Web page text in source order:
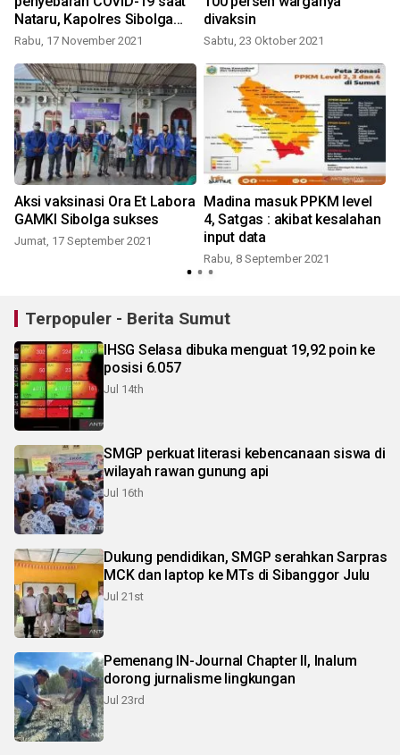
Nataru, Kapolres Sibolga
gelar rakor
Rabu, 17 November 2021
divaksin
Sabtu, 23 Oktober 2021
Aksi vaksinasi Ora Et Labora
GAMKI Sibolga sukses
Jumat, 17 September 2021
Madina masuk PPKM level
4, Satgas : akibat kesalahan
input data
Rabu, 8 September 2021
Terpopuler - Berita Sumut
IHSG Selasa dibuka menguat 19,92 poin ke
posisi 6.057
Jul 14th
SMGP perkuat literasi kebencanaan siswa di
wilayah rawan gunung api
Jul 16th
Dukung pendidikan, SMGP serahkan Sarpras
MCK dan laptop ke MTs di Sibanggor Julu
Jul 21st
Pemenang IN-Journal Chapter II, Inalum
dorong jurnalisme lingkungan
Jul 23rd